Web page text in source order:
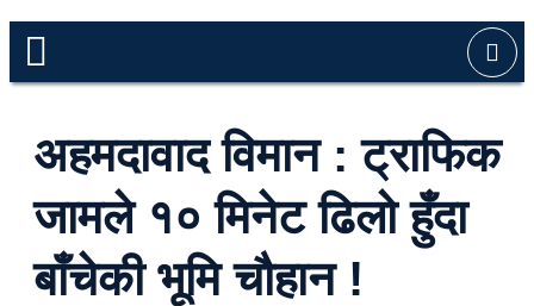
अहमदावाद विमान : ट्राफिक
जामले १० मिनेट ढिलो हुँदा
बाँचेकी भूमि चौहान !